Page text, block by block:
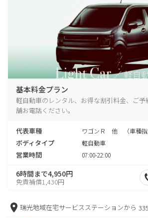
基本料金プラン
軽自動車のレンタル、お得な割引料金、ご
舗お電話ください。
代表車種 ワゴンＲ 他 （車種指
ボディタイプ 軽自動車
営業時間 07:00-22:00
6時間まで4,950円
免責補償1,430円
瑞光地域在宅サービスステーションから